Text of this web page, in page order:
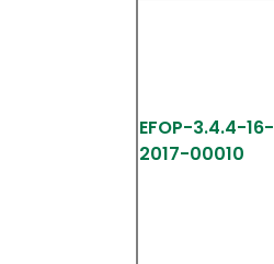
EFOP-3.4.4-16-
2017-00010